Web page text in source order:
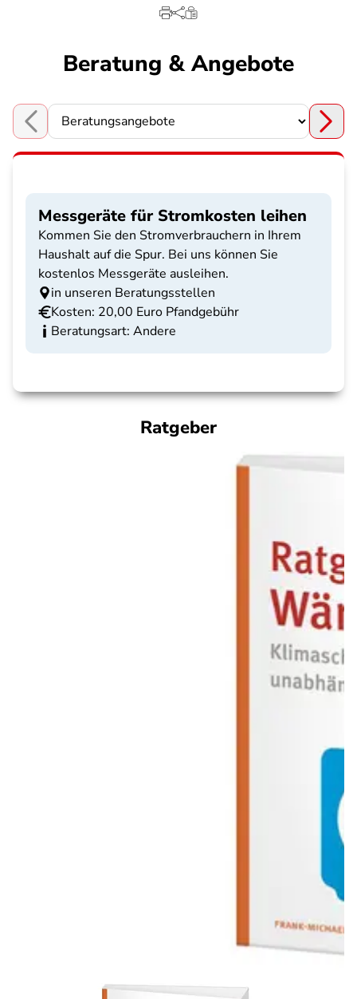
Beratung & Angebote
Choose a section
Messgeräte für Stromkosten leihen
Kommen Sie den Stromverbrauchern in Ihrem
Haushalt auf die Spur. Bei uns können Sie
kostenlos Messgeräte ausleihen.
in unseren Beratungsstellen
Kosten: 20,00 Euro Pfandgebühr
Beratungsart: Andere
Ratgeber